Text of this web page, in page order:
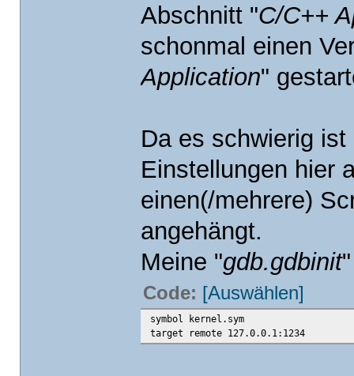
Abschnitt "C/C++
schonmal einen
Application"
Da es schwierig
Einstellungen hier
einen(/mehrere)
angehängt.
Meine "gdb.gdbinit
Code: [Auswählen]
symbol kernel.sym
target remote 127.0.0.1:1234